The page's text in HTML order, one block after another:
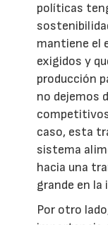
políticas
mantiene el
exigidos y
producción
no dejemos
caso, esta
sistema
hacia una
grande en
Por otro